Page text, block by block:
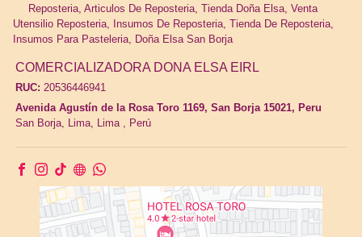
Reposteria Articulos De Reposteria Tienda Doña Elsa Venta
Utensilio Reposteria
Insumos De Reposteria Tienda De Reposteria
Insumos Para Pasteleria
Doña Elsa San Borja
COMERCIALIZADORA DONA ELSA EIRL
RUC: 20536446941
Avenida Agustín de la Rosa Toro 1169, San Borja 15021, Peru
San Borja,
Lima, Lima Perú